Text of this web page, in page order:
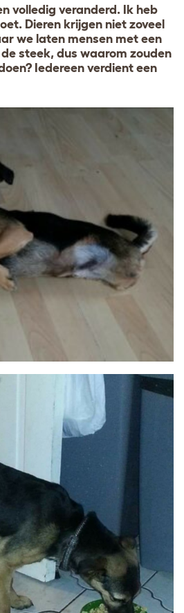
volledig veranderd. Ik heb
Dieren krijgen niet zoveel
we laten mensen met een
steek, dus waarom zouden
Iedereen verdient een